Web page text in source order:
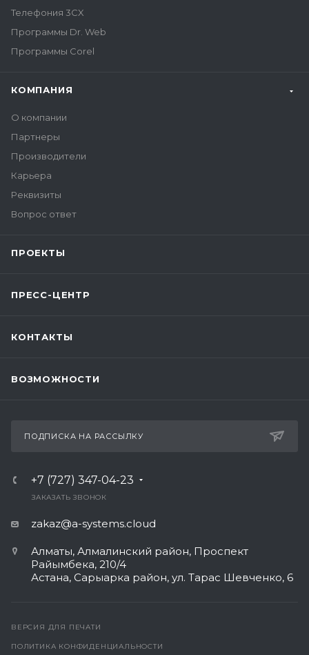
Телефония 3CX
Программы Dr. Web
Программы Corel
КОМПАНИЯ
О компании
Партнеры
Производители
Карьера
Реквизиты
Вопрос ответ
ПРОЕКТЫ
ПРЕСС-ЦЕНТР
КОНТАКТЫ
ВОЗМОЖНОСТИ
ПОДПИСКА НА РАССЫЛКУ
+7 (727) 347-04-23
ЗАКАЗАТЬ ЗВОНОК
zakaz@a-systems.cloud
Алматы, ​Алмалинский район, Проспект
Райымбека, 210/4
Астана, Сарыарка район, ул. Тарас Шевченко, 6​
ВЕРСИЯ ДЛЯ ПЕЧАТИ
ПОЛИТИКА КОНФИДЕНЦИАЛЬНОСТИ